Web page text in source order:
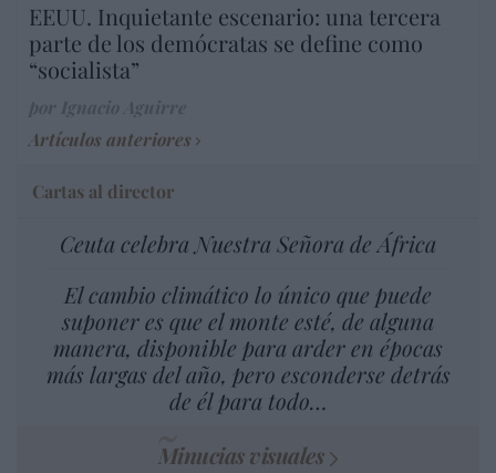
EEUU. Inquietante escenario: una tercera
parte de los demócratas se define como
“socialista”
Artículos anteriores
Cartas al director
Ceuta celebra Nuestra Señora de África
El cambio climático lo único que puede
suponer es que el monte esté, de alguna
manera, disponible para arder en épocas
más largas del año, pero esconderse detrás
de él para todo…
Minucias visuales